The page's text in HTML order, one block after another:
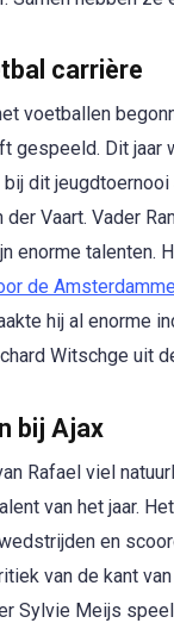
carrière
voetballen
gespeeld. Dit jaar
dit
der Vaart. Vader
enorme talenten.
de
hij al enorme
Witschge uit
bij Ajax
Rafael viel
van het jaar.
en
van de kant
Sylvie Meijs